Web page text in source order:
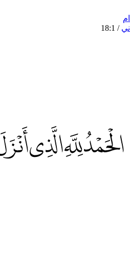
/
18:1
الْحَمْدُ لِلَّهِ الَّذِي